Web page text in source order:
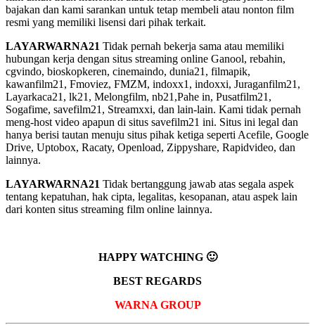
bajakan dan kami sarankan untuk tetap membeli atau nonton film
resmi yang memiliki lisensi dari pihak terkait.
LAYARWARNA21 Tidak pernah bekerja sama atau memiliki
hubungan kerja dengan situs streaming online Ganool, rebahin,
cgvindo, bioskopkeren, cinemaindo, dunia21, filmapik,
kawanfilm21, Fmoviez, FMZM, indoxx1, indoxxi, Juraganfilm21,
Layarkaca21, lk21, Melongfilm, nb21,Pahe in, Pusatfilm21,
Sogafime, savefilm21, Streamxxi, dan lain-lain. Kami tidak pernah
meng-host video apapun di situs savefilm21 ini. Situs ini legal dan
hanya berisi tautan menuju situs pihak ketiga seperti Acefile, Google
Drive, Uptobox, Racaty, Openload, Zippyshare, Rapidvideo, dan
lainnya.
LAYARWARNA21 Tidak bertanggung jawab atas segala aspek
tentang kepatuhan, hak cipta, legalitas, kesopanan, atau aspek lain
dari konten situs streaming film online lainnya.
HAPPY WATCHING 🙂
BEST REGARDS
WARNA GROUP